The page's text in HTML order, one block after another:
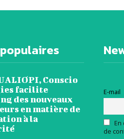
Conscio
facilite
des nouveaux
en matière de
à la
E-mail
de